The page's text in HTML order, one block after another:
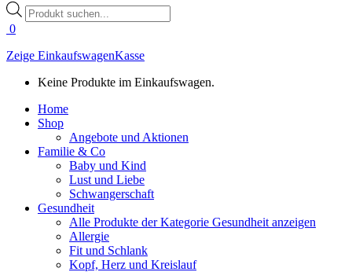
Products
search
0
Zeige EinkaufswagenKasse
Keine Produkte im Einkaufswagen.
Home
Shop
Angebote und Aktionen
Familie & Co
Baby und Kind
Lust und Liebe
Schwangerschaft
Gesundheit
Alle Produkte der Kategorie Gesundheit anzeigen
Allergie
Fit und Schlank
Kopf, Herz und Kreislauf